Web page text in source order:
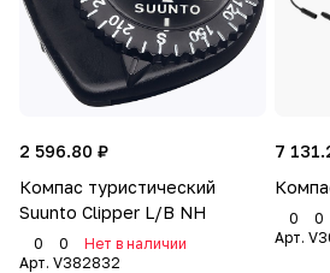
2 596.80 ₽
Компас туристический
Suunto Clipper L/B NH
0 0
Нет в наличии
Арт. V382832
7
0 0
Арт.